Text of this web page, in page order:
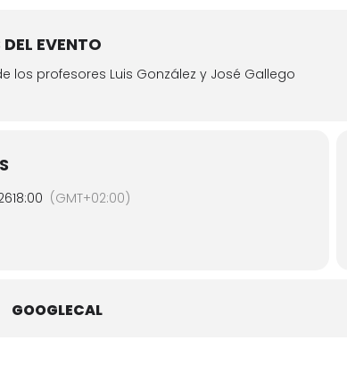
EVENTO
los profesores Luis González y José Gallego
18:00 (GMT+02:00)
GOOGLECAL